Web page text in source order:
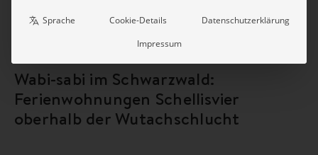
Wabi-sabi im Schwarzwald:
Ferienwohnungen Schellisvier
oberhalb der Wutachschlucht
Sprache Cookie-Details
Datenschutzerklärung
Impressum